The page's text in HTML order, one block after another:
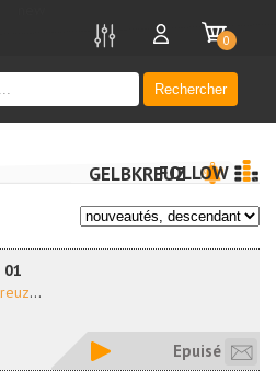
Rechercher
0
GELBKREUZFOLLOW
01
...
Epuisé